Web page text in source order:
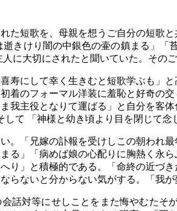
た短歌を、母親を想うご自分の短歌
逝きけり闇の中銀色の壷の鎮まる」
に大切にされたと聞いていた。その
寿にして幸く生きむと短歌学ぶも」
着のフォーマル洋装に羞恥と好奇の
我主役となりて運ばる」と自分を客
して 「神様と幼き頃より目を閉じて
。「兄嫁の訃報を受けしこの朝われ
る」「病めば娘の心配りに胸熱く永
り」と積極的である。「命終の近づ
らないと分からない気がする。「我
話対等にせしことをまた悔やむたそ